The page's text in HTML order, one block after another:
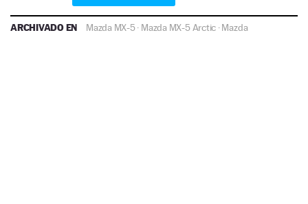
ARCHIVADO EN Mazda MX-5· Mazda MX-5 Arctic ·Mazda